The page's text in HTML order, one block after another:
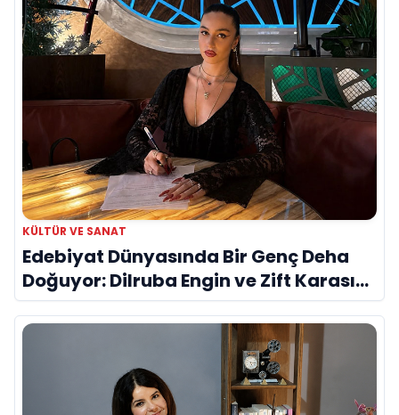
KÜLTÜR VE SANAT
Edebiyat Dünyasında Bir Genç Deha
Doğuyor: Dilruba Engin ve Zift Karası
Evreni ‘AVENOİR’